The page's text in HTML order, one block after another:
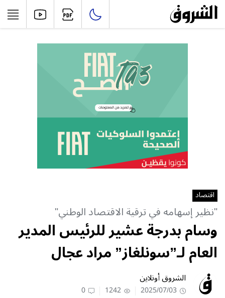
اقتصاد
"نظير إسهامه في ترقية الاقتصاد الوطني"
وسام بدرجة عشير للرئيس المدير
العام لـ”سونلغاز” مراد عجال
الشروق أونلاين
2025/07/03
1242
0